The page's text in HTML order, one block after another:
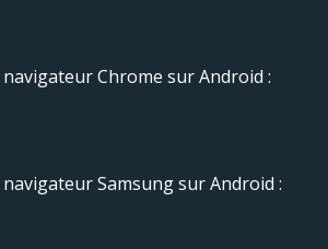
Chrome sur Android :
Samsung sur Android :